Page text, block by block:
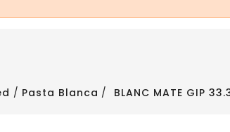
Pasta Blanca BLANC MATE GIP